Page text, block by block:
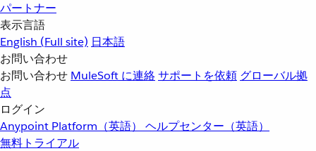
パートナー
表示言語
English (Full site) 日本語
お問い合わせ
お問い合わせ MuleSoft に連絡サポートを依頼 グローバル拠
点
ログイン
Anypoint Platform（英語） ヘルプセンター（英語）
無料トライアル